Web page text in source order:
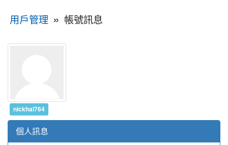
用戶管理 » 帳號訊息
nickhal764
個人訊息